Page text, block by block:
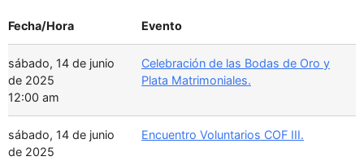
Fecha/Hora Evento
sábado, 14 de junio
de 2025
12:00 am
Celebración de las Bodas de Oro y
Plata Matrimoniales.
sábado, 14 de junio
de 2025
Encuentro Voluntarios COF III.